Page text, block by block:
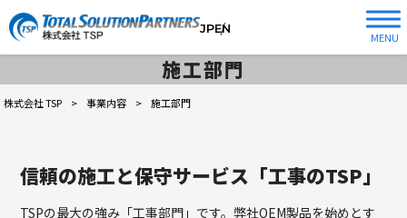
JPEN
MENU
施工部門
株式会社 TSP > 事業内容 > 施工部門
信頼の施工と保守サービス「工事のTSP」
TSPの最大の強み「工事部門」です。弊社OEM製品を始めとす